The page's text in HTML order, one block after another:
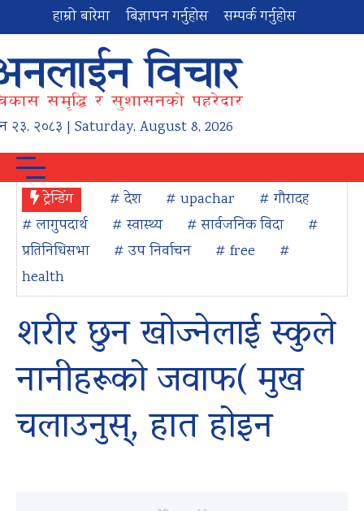
हाम्रो बारेमा बिज्ञापन गर्नुहोस सम्पर्क गर्नुहोस
२३, २०८३ | Saturday, August 8, 2026
ट्रेन्डिंग # देश # upachar
# गौरादह
# लागुपदार्थ
# स्वास्थ्य # सार्वजनिक विदा
#
प्रतिनिधिसभा
# उप निर्वाचन # free
#
health
शरीर छुन खोज्नेलाई स्कुले
नानीहरूको जवाफ( मुख
चलाउनुस्, हात होइन